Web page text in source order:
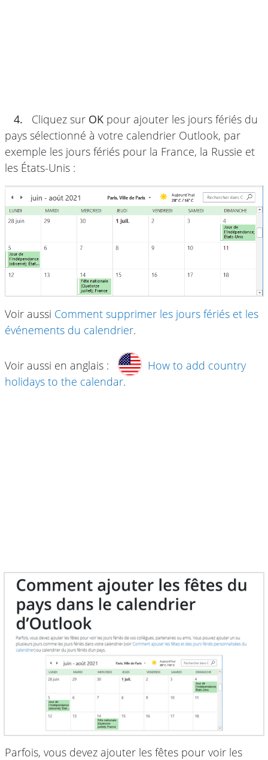
4. Cliquez sur OK pour ajouter les jours fériés du
pays sélectionné à votre calendrier Outlook, par
exemple les jours fériés pour la France, la Russie et
les États-Unis :
Voir aussi Comment supprimer les jours fériés et les
événements du calendrier.
Voir aussi en anglais :
How to add country
holidays to the calendar.
Parfois, vous devez ajouter les fêtes pour voir les